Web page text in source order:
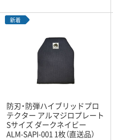
新着
防刃・防弾ハイブリッドプロ
テクター アルマジロプレート
Sサイズ ダークネイビー
ALM-SAPI-001 1枚（直送品）